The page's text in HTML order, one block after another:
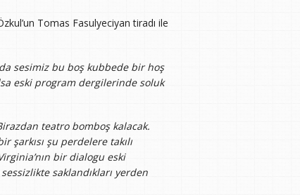
Tomas Fasulyeciyan tiradı ile
sesimiz bu boş kubbede bir hoş
eski program dergilerinde soluk
teatro bomboş kalacak.
şarkısı şu perdelere takılı
bir dialogu eski
saklandıkları yerden